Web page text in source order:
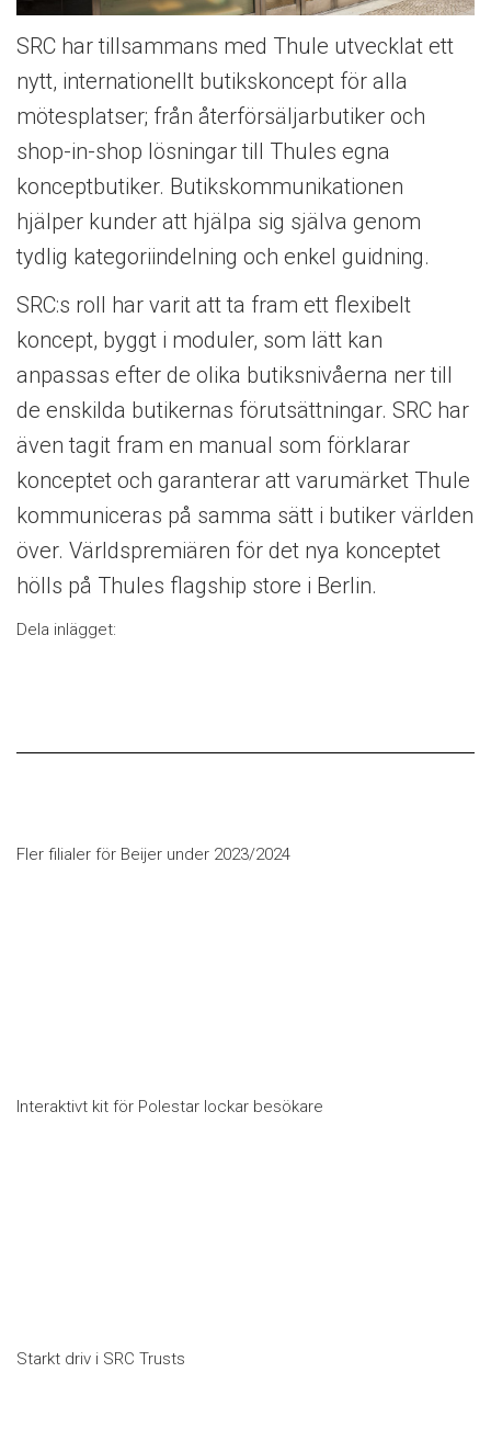
SRC har tillsammans med Thule utvecklat ett
nytt, internationellt butikskoncept för alla
mötesplatser; från återförsäljarbutiker och
shop-in-shop lösningar till Thules egna
konceptbutiker. Butikskommunikationen
hjälper kunder att hjälpa sig själva genom
tydlig kategoriindelning och enkel guidning.
SRC:s roll har varit att ta fram ett flexibelt
koncept, byggt i moduler, som lätt kan
anpassas efter de olika butiksnivåerna ner till
de enskilda butikernas förutsättningar. SRC har
även tagit fram en manual som förklarar
konceptet och garanterar att varumärket Thule
kommuniceras på samma sätt i butiker världen
över. Världspremiären för det nya konceptet
hölls på Thules flagship store i Berlin.
Dela inlägget:
Fler filialer för Beijer under 2023/2024
Interaktivt kit för Polestar lockar besökare
Starkt driv i SRC Trusts